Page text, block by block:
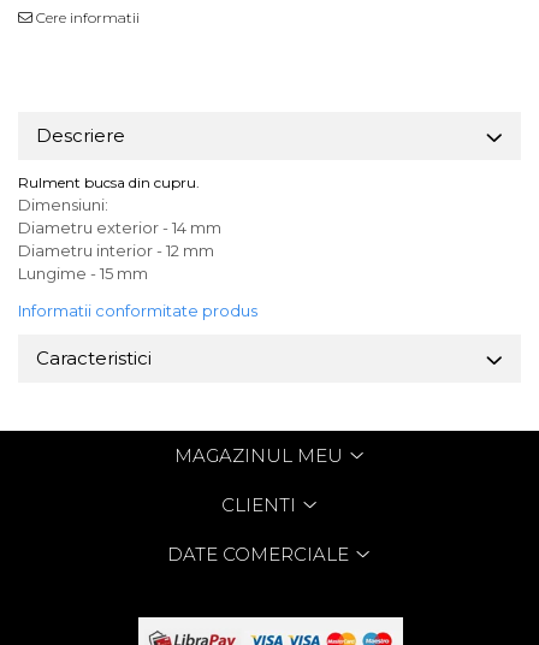
Cere informatii
Descriere
Rulment bucsa din cupru.
Dimensiuni:
Diametru exterior - 14 mm
Diametru interior - 12 mm
Lungime - 15 mm
Informatii conformitate produs
Caracteristici
MAGAZINUL MEU
CLIENTI
DATE COMERCIALE